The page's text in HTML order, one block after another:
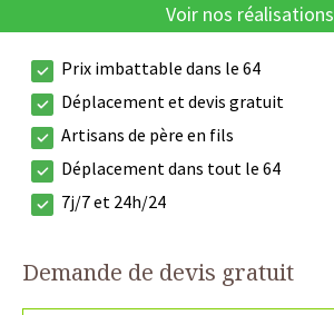
Voir nos réalisations
Prix imbattable dans le 64
Déplacement et devis gratuit
Artisans de père en fils
Déplacement dans tout le 64
7j/7 et 24h/24
Demande de devis gratuit